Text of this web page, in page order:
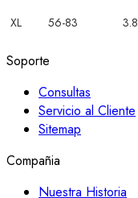
XL
56-83 3.8
Soporte
Consultas
Servicio al Cliente
Sitemap
Compañia
Nuestra Historia